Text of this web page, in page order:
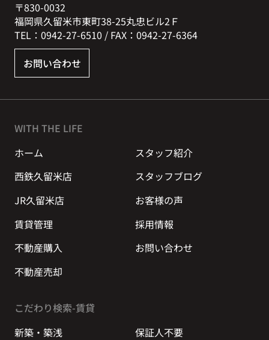
〒830-0032
福岡県久留米市東町38-25丸忠ビル2Ｆ
TEL：0942-27-6510 / FAX：0942-27-6364
お問い合わせ
WITH THE LIFE
ホーム
スタッフ紹介
西鉄久留米店
スタッフブログ
JR久留米店
お客様の声
賃貸管理
採用情報
不動産購入
お問い合わせ
不動産売却
こだわり検索-賃貸
新築・築浅
保証人不要